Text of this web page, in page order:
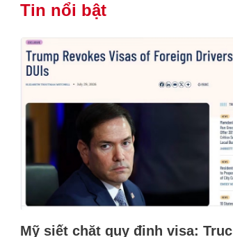
Tin nổi bật
Mỹ siết chặt quy định visa: Trục